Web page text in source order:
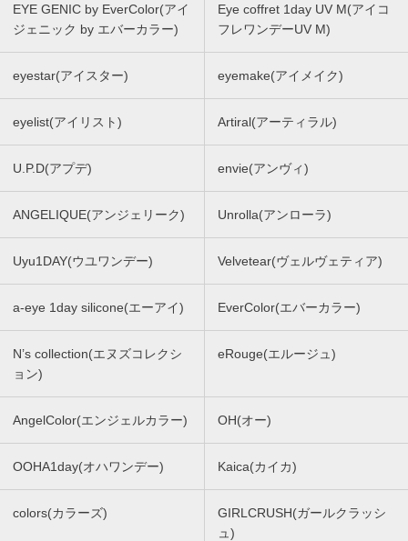
EYE GENIC by EverColor(アイ
ジェニック by エバーカラー)
Eye coffret 1day UV M(アイコ
フレワンデーUV M)
eyestar(アイスター) eyemake(アイメイク)
eyelist(アイリスト) Artiral(アーティラル)
U.P.D(アプデ) envie(アンヴィ)
ANGELIQUE(アンジェリーク) Unrolla(アンローラ)
Uyu1DAY(ウユワンデー) Velvetear(ヴェルヴェティア)
a-eye 1day silicone(エーアイ) EverColor(エバーカラー)
N’s collection(エヌズコレクシ
ョン)
eRouge(エルージュ)
AngelColor(エンジェルカラー) OH(オー)
OOHA1day(オハワンデー) Kaica(カイカ)
colors(カラーズ)
GIRLCRUSH(ガールクラッシ
ュ)